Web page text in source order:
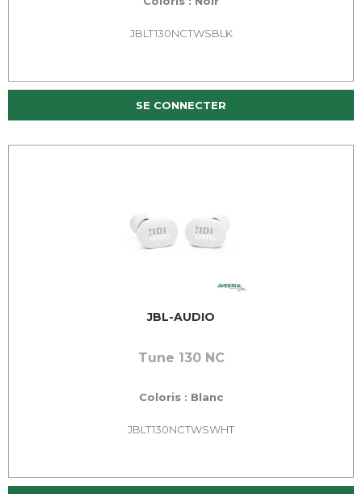
JBLT130NCTWSBLK
SE CONNECTER
JBL-AUDIO
Tune 130 NC
Coloris : Blanc
JBLT130NCTWSWHT